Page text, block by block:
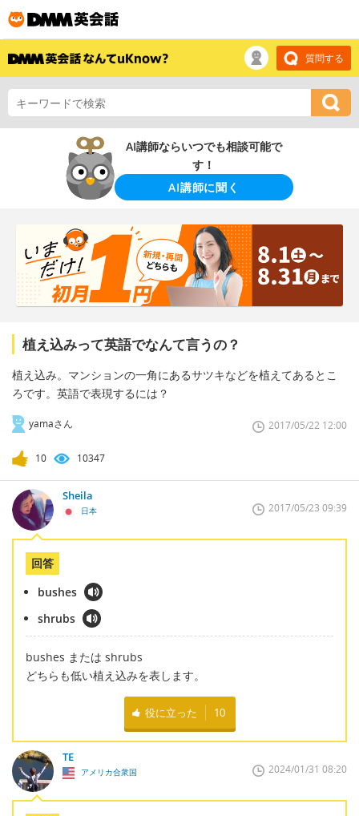
質問する
AI講師ならいつでも相談可能で
す！
AI講師に聞く
植え込みって英語でなんて言うの？
植え込み。マンションの一角にあるサツキなどを植えてあるとこ
ろです。英語で表現するには？
yamaさん 2017/05/22 12:00
10 10347
Sheila
日本 2017/05/23 09:39
回答
bushes
shrubs
bushes または shrubs
どちらも低い植え込みを表します。
役に立った 10
TE
アメリカ合衆国 2024/01/31 08:20